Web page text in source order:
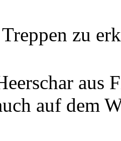
zu
aus
auf dem